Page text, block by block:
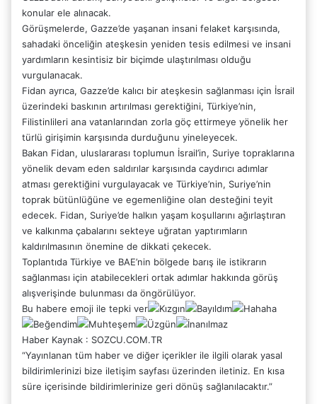
konular ele alınacak.
Görüşmelerde, Gazze’de yaşanan insani felaket karşısında,
sahadaki önceliğin ateşkesin yeniden tesis edilmesi ve insani
yardımların kesintisiz bir biçimde ulaştırılması olduğu
vurgulanacak.
Fidan ayrıca, Gazze’de kalıcı bir ateşkesin sağlanması için İsrail
üzerindeki baskının artırılması gerektiğini, Türkiye’nin,
Filistinlileri ana vatanlarından zorla göç ettirmeye yönelik her
türlü girişimin karşısında durduğunu yineleyecek.
Bakan Fidan, uluslararası toplumun İsrail’in, Suriye topraklarına
yönelik devam eden saldırılar karşısında caydırıcı adımlar
atması gerektiğini vurgulayacak ve Türkiye’nin, Suriye’nin
toprak bütünlüğüne ve egemenliğine olan desteğini teyit
edecek. Fidan, Suriye’de halkın yaşam koşullarını ağırlaştıran
ve kalkınma çabalarını sekteye uğratan yaptırımların
kaldırılmasının önemine de dikkati çekecek.
Toplantıda Türkiye ve BAE’nin bölgede barış ile istikrarın
sağlanması için atabilecekleri ortak adımlar hakkında görüş
alışverişinde bulunması da öngörülüyor.
Bu habere emoji ile tepki ver
Haber Kaynak : SOZCU.COM.TR
“Yayınlanan tüm haber ve diğer içerikler ile ilgili olarak yasal
bildirimlerinizi bize iletişim sayfası üzerinden iletiniz. En kısa
süre içerisinde bildirimlerinize geri dönüş sağlanılacaktır.”